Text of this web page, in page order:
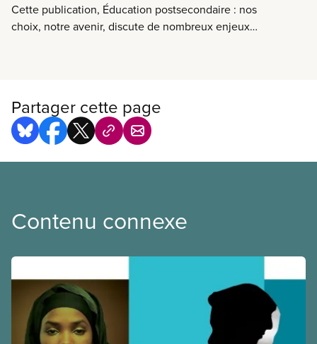
Cette publication, Éducation postsecondaire : nos
choix, notre avenir, discute de nombreux enjeux
Partager cette page
Contenu connexe